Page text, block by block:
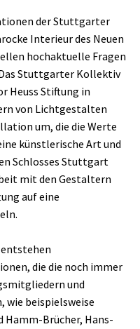
der Stuttgarter
Interieur des Neuen
hochaktuelle Fragen
Stuttgarter Kollektiv
Heuss Stiftung in
von Lichtgestalten
um, die die Werte
künstlerische Art und
Schlosses Stuttgart
mit den Gestaltern
auf eine
entstehen
die die noch immer
und
wie beispielsweise
Hamm-Brücher, Hans-